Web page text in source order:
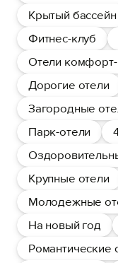
Крытый бассейн
Фитнес-клуб
Отели комфорт-
Дорогие отели
Загородные
Парк-отели
Крупные отели
Молодежные
На новый год
Романтические